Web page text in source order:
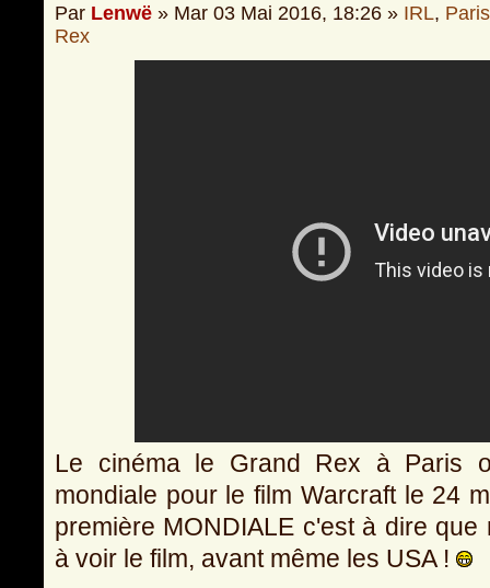
Par Lenwë » Mar 03 Mai 2016, 18:26 » IRL, Paris
Rex
Le cinéma le Grand Rex à Paris
mondiale pour le film Warcraft le 24
première MONDIALE c'est à dire
à voir le film, avant même les USA !